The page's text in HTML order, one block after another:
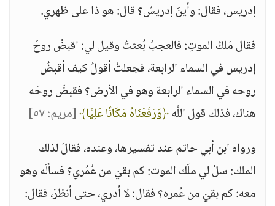
إدريس، فقال: وأينَ إدريسُ؟ قال: هو ذا على ظهري.
فقال مَلكُ الموتِ: فالعجبُ بُعثتُ وقيل لي: اقبضْ روحَ
إدريس في السماء الرابعة، فجعلتُ أقولُ كيف أقبضُ
روحه في السماء الرابعة وهو في الأرض؟ فقبضَ روحَه
هناك، فذلك قول اللَّه﴿وَرَفَعْنَاهُ مَكَانًا عَلِيًّا﴾[مريم: ٥٧]
ورواه ابن أبي حاتم عند تفسيرها، وعنده، فقالَ لذلك
الملك: سلْ لي ملَك الموت: كم بقيَ من عُمُري؟ فسألَه وهو
معه: كم بقيَ من عُمره؟ فقال: لا أدري، حتى أنظرَ، فقال: